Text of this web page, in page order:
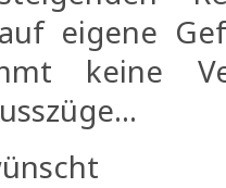
eigene
keine